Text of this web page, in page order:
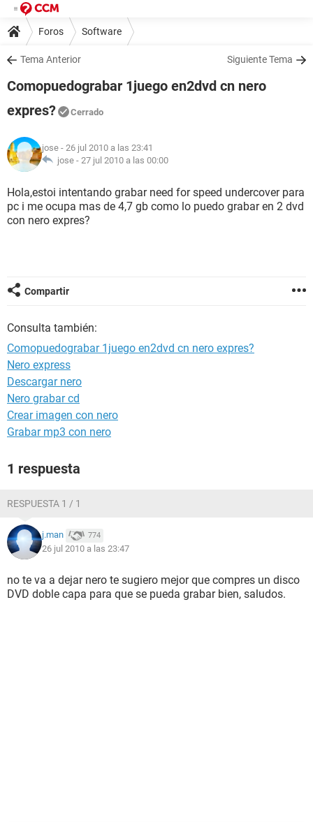
Foros Software
Tema Anterior Siguiente Tema
Comopuedograbar 1juego en2dvd cn nero
expres?
Cerrado
jose - 26 jul 2010 a las 23:41
jose - 27 jul 2010 a las 00:00
Hola,estoi intentando grabar need for speed undercover para
pc i me ocupa mas de 4,7 gb como lo puedo grabar en 2 dvd
con nero expres?
Compartir
Consulta también:
Comopuedograbar 1juego en2dvd cn nero expres?
Nero express
Descargar nero
Nero grabar cd
Crear imagen con nero
Grabar mp3 con nero
1 respuesta
RESPUESTA 1 / 1
j.man 774
26 jul 2010 a las 23:47
no te va a dejar nero te sugiero mejor que compres un disco
DVD doble capa para que se pueda grabar bien, saludos.